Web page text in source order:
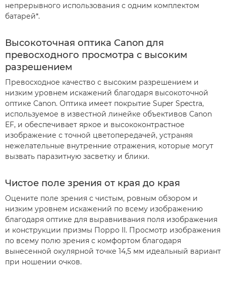
непрерывного использования с одним комплектом
батарей*.
Высокоточная оптика Canon для
превосходного просмотра с высоким
разрешением
Превосходное качество с высоким разрешением и
низким уровнем искажений благодаря высокоточной
оптике Canon. Оптика имеет покрытие Super Spectra,
используемое в известной линейке объективов Canon
EF, и обеспечивает яркое и высококонтрастное
изображение с точной цветопередачей, устраняя
нежелательные внутренние отражения, которые могут
вызвать паразитную засветку и блики.
Чистое поле зрения от края до края
Оцените поле зрения с чистым, ровным обзором и
низким уровнем искажений по всему изображению
благодаря оптике для выравнивания поля изображения
и конструкции призмы Порро II. Просмотр изображения
по всему полю зрения с комфортом благодаря
вынесенной окулярной точке 14,5 мм идеальный вариант
при ношении очков.